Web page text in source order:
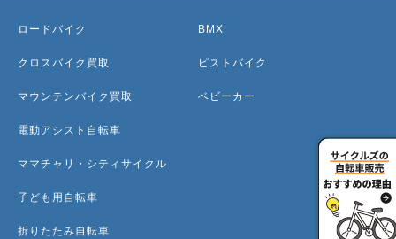
ロードバイク
クロスバイク買取
マウンテンバイク買取
電動アシスト自転車
ママチャリ・シティサイクル
子ども用自転車
折りたたみ自転車
BMX
ピストバイク
ベビーカー